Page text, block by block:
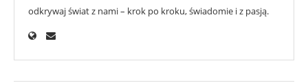
odkrywaj świat z nami – krok po kroku, świadomie i z pasją.